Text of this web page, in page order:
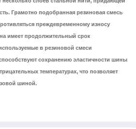
Грамотно подобранная резиновая смесь
преждевременному износу
имеет продолжительный срок
в резиновой смеси
сохранению эластичности шины
температурах, что позволяет
шиной.